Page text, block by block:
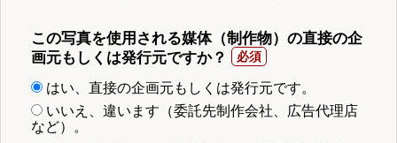
この写真を使用される媒体（制作物）の直接の企
画元もしくは発行元ですか？
はい、直接の企画元もしくは発行元です。
いいえ、違います（委託先制作会社、広告代理店
など）。